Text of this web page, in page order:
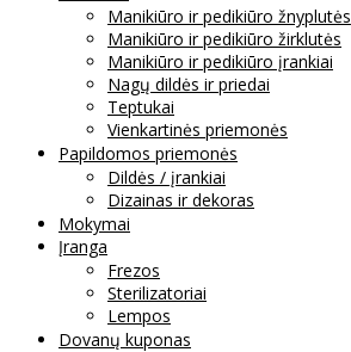
Manikiūro ir pedikiūro žnyplutės
Manikiūro ir pedikiūro žirklutės
Manikiūro ir pedikiūro įrankiai
Nagų dildės ir priedai
Teptukai
Vienkartinės priemonės
Papildomos priemonės
Dildės / įrankiai
Dizainas ir dekoras
Mokymai
Įranga
Frezos
Sterilizatoriai
Lempos
Dovanų kuponas